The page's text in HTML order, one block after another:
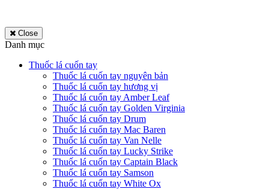
Close
Danh mục
Thuốc lá cuốn tay
Thuốc lá cuốn tay nguyên bản
Thuốc lá cuốn tay hương vị
Thuốc lá cuốn tay Amber Leaf
Thuốc lá cuốn tay Golden Virginia
Thuốc lá cuốn tay Drum
Thuốc lá cuốn tay Mac Baren
Thuốc lá cuốn tay Van Nelle
Thuốc lá cuốn tay Lucky Strike
Thuốc lá cuốn tay Captain Black
Thuốc lá cuốn tay Samson
Thuốc lá cuốn tay White Ox